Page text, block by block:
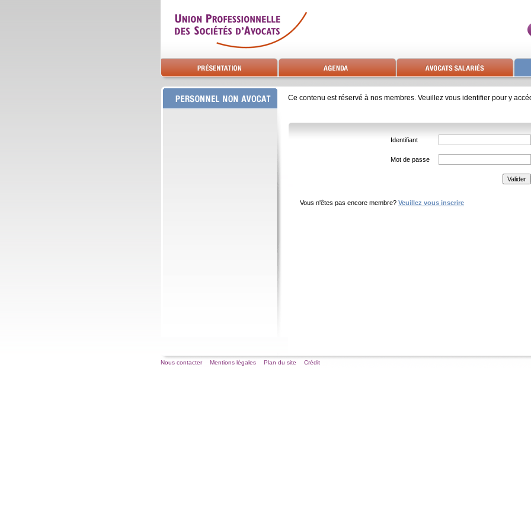
Ce contenu est réservé à nos membres. Veuillez vous identifier pour y
Identifiant
Mot de passe
Vous n'êtes pas encore membre? Veuillez vous inscrire
Nous contacter Mentions légales Plan du site Crédit